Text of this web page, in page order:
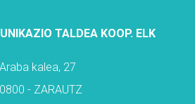
TALDEA KOOP. ELK
Araba kalea, 27
- ZARAUTZ